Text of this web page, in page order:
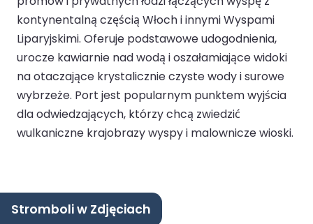
kontynentalną częścią Włoch i innymi Wyspami
Liparyjskimi. Oferuje podstawowe udogodnienia,
urocze kawiarnie nad wodą i oszałamiające widoki
na otaczające krystalicznie czyste wody i surowe
wybrzeże. Port jest popularnym punktem wyjścia
dla odwiedzających, którzy chcą zwiedzić
wulkaniczne krajobrazy wyspy i malownicze wioski.
Stromboli w Zdjęciach